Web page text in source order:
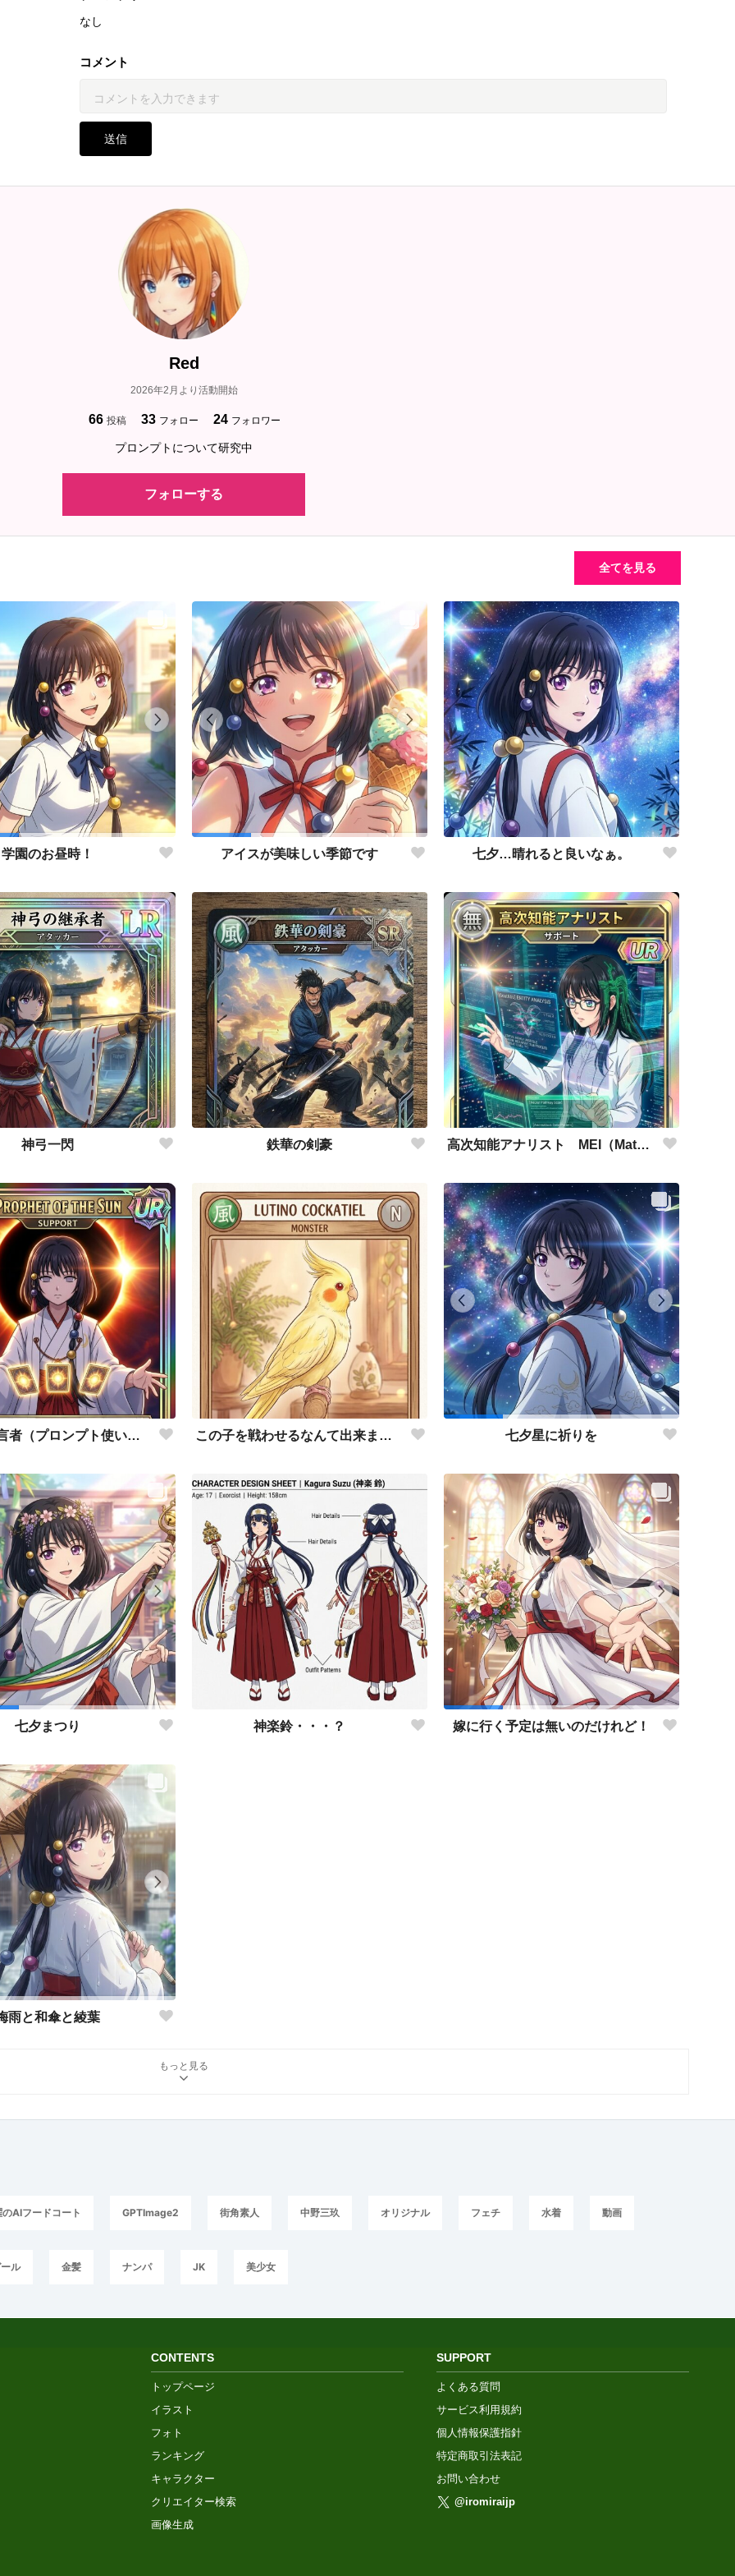
なし
コメント
送信
Red
2026年2月より活動開始
66 投稿 33 フォロー 24 フォロワー
プロンプトについて研究中
フォローする
全てを見る
学園のお昼時！ アイスが美味しい季節です 七夕…晴れると良いなぁ。
神弓一閃 鉄華の剣豪 高次知能アナリスト MEI（Mathematical Electronic Intelligenc）
太陽の予言者（プロンプト使い方あってるんだろうか？） この子を戦わせるなんて出来ません！！ 七夕星に祈りを
七夕まつり 神楽鈴・・・？ 嫁に行く予定は無いのだけれど！
雨と和傘と綾葉
もっと見る
のAIフードコート GPTImage2 街角素人 中野三玖 オリジナル フェチ 水着 動画
ル 金髪 ナンパ JK 美少女
SUPPORT
よくある質問
サービス利用規約
個人情報保護指針
特定商取引法表記
お問い合わせ
@iromiraijp
CONTENTS
トップページ
イラスト
フォト
ランキング
キャラクター
クリエイター検索
画像生成